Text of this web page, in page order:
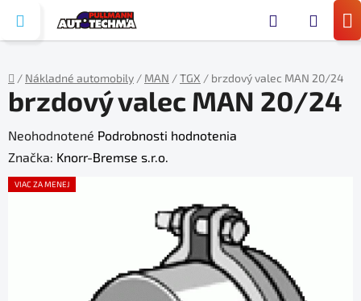
obsah
Domov
/ Nákladné automobily / MAN /TGX / brzdový valec MAN 20/24
brzdový valec MAN 20/24
Priemerné
hodnotenie
produktu
Neohodnotené Podrobnosti hodnotenia
Značka: Knorr-Bremse s.r.o.
VIAC ZA MENEJ